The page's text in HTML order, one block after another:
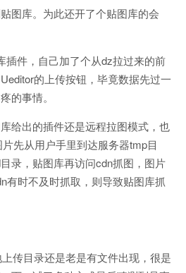
图库。为此还开了个贴图库的会
插件，自己加了个从dz拉过来的前
的上传按钮，毕竟数据先过一
的事情。
给出的插件还是远程拉图模式，也
先从用户手里到达服务器tmp目
录，贴图库再访问cdn抓图，图片
有时不及时抓取，则导致贴图库抓
传目录还是老是有文件出现，很是